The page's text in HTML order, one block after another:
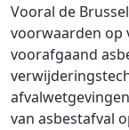
Vooral de
voorwaarden op
voorafgaand
van asbestafval